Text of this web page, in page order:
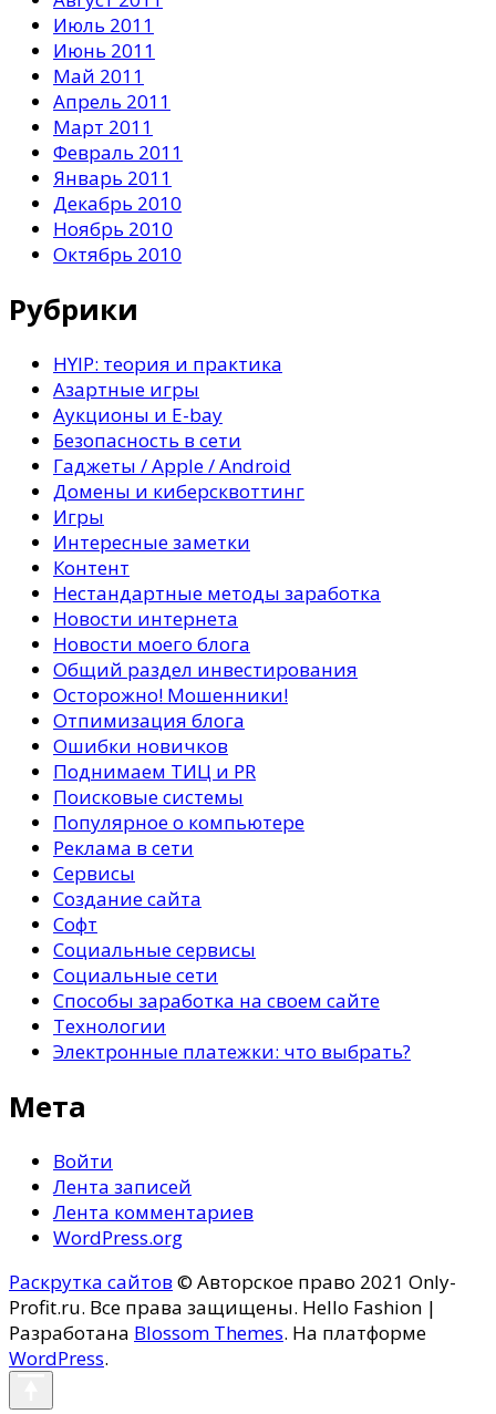
Июль 2011
Июнь 2011
Май 2011
Апрель 2011
Март 2011
Февраль 2011
Январь 2011
Декабрь 2010
Ноябрь 2010
Октябрь 2010
Рубрики
HYIP: теория и практика
Азартные игры
Аукционы и E-bay
Безопасность в сети
Гаджеты / Apple / Android
Домены и киберсквоттинг
Игры
Интересные заметки
Контент
Нестандартные методы заработка
Новости интернета
Новости моего блога
Общий раздел инвестирования
Осторожно! Мошенники!
Отпимизация блога
Ошибки новичков
Поднимаем ТИЦ и PR
Поисковые системы
Популярное о компьютере
Реклама в сети
Сервисы
Создание сайта
Софт
Социальные сервисы
Социальные сети
Способы заработка на своем сайте
Технологии
Электронные платежки: что выбрать?
Мета
Войти
Лента записей
Лента комментариев
WordPress.org
Раскрутка сайтов © Авторское право 2021 Only-
Profit.ru. Все права защищены. Hello Fashion |
Разработана Blossom Themes. На платформе
WordPress.